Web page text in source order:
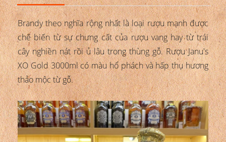
Brandy theo nghĩa rộng nhất là loại rượu mạnh được
chế biến từ sự chưng cất của rượu vang hay từ trái
cây nghiền nát rồi ủ lâu trong thùng gỗ. Rượu Janu's
XO Gold 3000ml có màu hổ phách và hấp thụ hương
thảo mộc từ gỗ.